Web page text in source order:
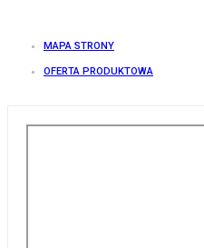
MAPA STRONY
OFERTA PRODUKTOWA